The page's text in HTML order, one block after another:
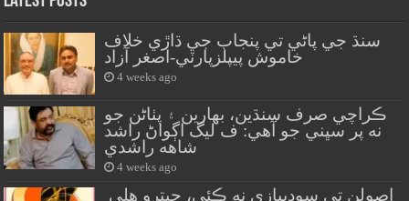
سنڌ جي پاڻي تي پنجاب جي ڌاڙي خلاف
خاموش پيپلزپارٽي-اصغر آزاد
4 weeks ago
ڪراچي صرف سنڌين، بهارين ۽ پٺاڻن جو
نه پر سڀني جو آهي: ف ليگ اڳواڻ راشد
شاهه راشدي
4 weeks ago